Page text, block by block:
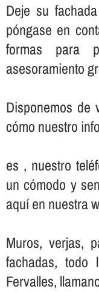
Deje su
póngase en
formas para
asesoramiento
Disponemos de
cómo nuestro
es , nuestro
un cómodo y
aquí­ en nuestra
Muros, verjas,
fachadas,
Fervalles,